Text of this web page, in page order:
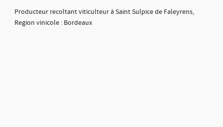
Producteur recoltant viticulteur à Saint Sulpice de Faleyrens,
Region vinicole : Bordeaux